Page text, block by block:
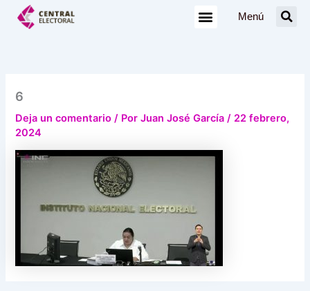
Menú
6
Deja un comentario / PorJuan José García/ 22 febrero,
2024